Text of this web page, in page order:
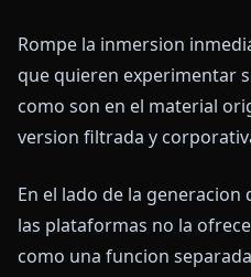
Rompe la inmersion
que quieren experimentar
como son en el material
version filtrada y
En el lado de la
las plataformas no la
como una funcion